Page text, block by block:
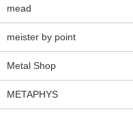
mead
meister by point
Metal Shop
METAPHYS